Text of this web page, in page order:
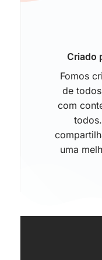
Criado
Fomos
de
com
uma